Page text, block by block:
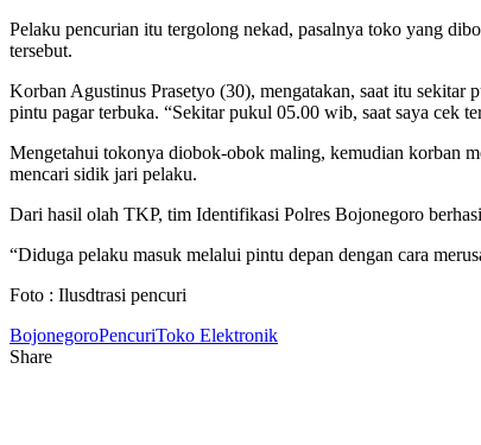
Pelaku pencurian itu tergolong nekad, pasalnya toko yang
tersebut.
Korban Agustinus Prasetyo (30), mengatakan, saat itu
pintu pagar terbuka. “Sekitar pukul 05.00 wib, saat saya cek
Mengetahui tokonya diobok-obok maling, kemudian korban
mencari sidik jari pelaku.
Dari hasil olah TKP, tim Identifikasi Polres Bojonegoro
“Diduga pelaku masuk melalui pintu depan dengan cara
Foto : Ilusdtrasi pencuri
BojonegoroPencuriToko Elektronik
Share